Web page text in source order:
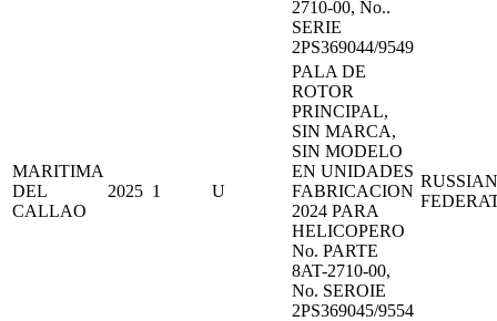
2710-00, No..
SERIE
2PS369044/9549
MARITIMA
DEL
CALLAO
2025 1 U
PALA DE
ROTOR
PRINCIPAL,
SIN MARCA,
SIN MODELO
EN UNIDADES
FABRICACION
2024 PARA
HELICOPERO
No. PARTE
8AT-2710-00,
No. SEROIE
2PS369045/9554
RUSSIAN